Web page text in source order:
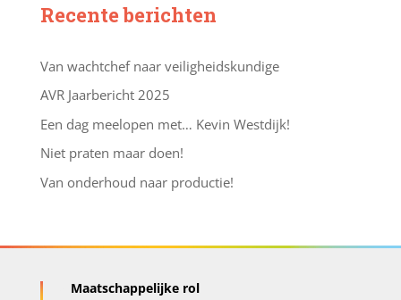
Recente berichten
Van wachtchef naar veiligheidskundige
AVR Jaarbericht 2025
Een dag meelopen met… Kevin Westdijk!
Niet praten maar doen!
Van onderhoud naar productie!
Maatschappelijke rol